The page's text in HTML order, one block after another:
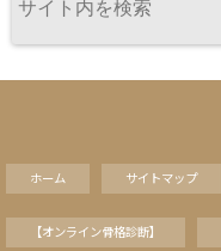
ホーム サイトマップ
【オンライン骨格診断】